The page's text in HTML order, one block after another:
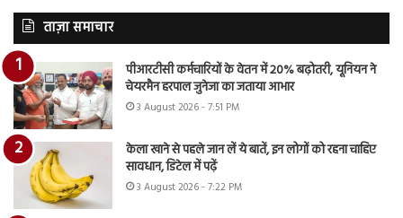
ताज़ा समाचार
पीआरटीसी कर्मचारियों के वेतन में 20% बढ़ोतरी, यूनियन ने
चेयरमैन हरपाल जुनेजा का जताया आभार
3 August 2026 - 7:51 PM
केला खाने से पहले जान लें ये बातें, इन लोगों को रहना चाहिए
सावधान, डिटेल में पढ़ें
3 August 2026 - 7:22 PM